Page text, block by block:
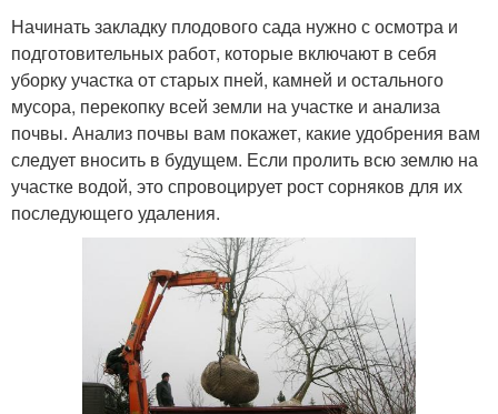
Начинать закладку плодового сада нужно с осмотра и
подготовительных работ, которые включают в себя
уборку участка от старых пней, камней и остального
мусора, перекопку всей земли на участке и анализа
почвы. Анализ почвы вам покажет, какие удобрения вам
следует вносить в будущем. Если пролить всю землю на
участке водой, это спровоцирует рост сорняков для их
последующего удаления.